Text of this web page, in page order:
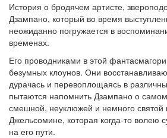
История о бродячем артисте,
Дзампано, который во время
неожиданно погружается в
временах.
Его проводниками в этой
безумных клоунов. Они
дурачась и перевоплощаясь в
пытаются напомнить Дзампано о
смешной, неуклюжей и немного
Джельсомине, которая когда-то волею
на его пути.